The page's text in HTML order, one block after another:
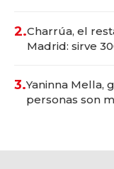
2.Charrúa, el
Madrid: sirve
3.Yaninna Mella,
personas son